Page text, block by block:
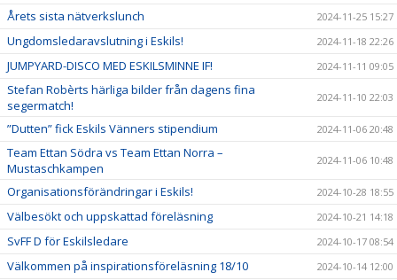
Årets sista nätverkslunch 2024-11-25 15:27
Ungdomsledaravslutning i Eskils! 2024-11-18 22:26
JUMPYARD-DISCO MED ESKILSMINNE IF! 2024-11-11 09:05
Stefan Robèrts härliga bilder från dagens fina
segermatch!
2024-11-10 22:03
”Dutten” fick Eskils Vänners stipendium 2024-11-06 20:48
Team Ettan Södra vs Team Ettan Norra –
Mustaschkampen
2024-11-06 10:48
Organisationsförändringar i Eskils! 2024-10-28 18:55
Välbesökt och uppskattad föreläsning 2024-10-21 14:18
SvFF D för Eskilsledare 2024-10-17 08:54
Välkommen på inspirationsföreläsning 18/10 2024-10-14 12:00